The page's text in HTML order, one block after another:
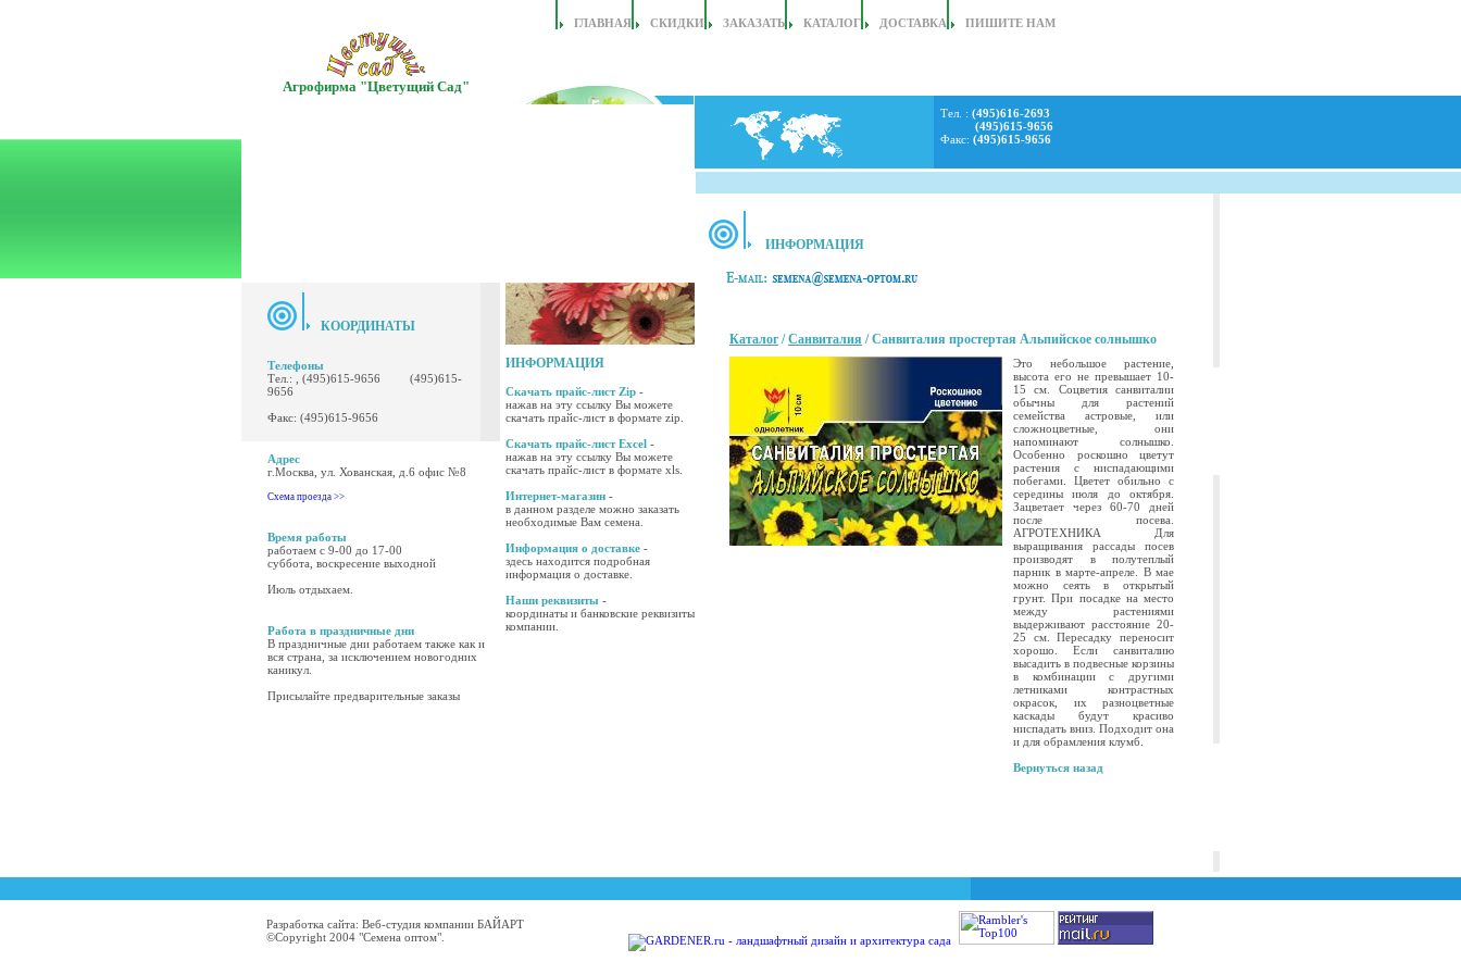
Агрофирма "Цветущий Сад"
ГЛАВНАЯ СКИДКИ ЗАКАЗАТЬ КАТАЛОГ ДОСТАВКА ПИШИТЕ НАМ
КООРДИНАТЫ
Телефоны
Тел.: , (495)615-9656 (495)615-
9656
Факс: (495)615-9656
Адрес
г.Москва, ул. Хованская, д.6 офис №8
Схема проезда >>
Время работы
работаем с 9-00 до 17-00
суббота, воскресение выходной
Июль отдыхаем.
Работа в праздничные дни
В праздничные дни работаем также как и
вся страна, за исключением новогодних
каникул.
Присылайте предварительные заказы
ИНФОРМАЦИЯ
Скачать прайс-лист Zip -
нажав на эту ссылку Вы можете
скачать прайс-лист в формате zip.
Скачать прайс-лист Excel -
нажав на эту ссылку Вы можете
скачать прайс-лист в формате xls.
Интернет-магазин -
в данном разделе можно заказать
необходимые Вам семена.
Информация о доставке -
здесь находится подробная
информация о доставке.
Наши реквизиты -
координаты и банковские реквизиты
компании.
Тел. : (495)616-2693
(495)615-9656
Факс: (495)615-9656
ИНФОРМАЦИЯ
Каталог/Санвиталия / Санвиталия простертая Альпийское солнышко
Это небольшое растение,
высота его не превышает 10-
15 см. Соцветия санвиталии
обычны для растений
семейства астровые, или
сложноцветные, они
напоминают солнышко.
Особенно роскошно цветут
растения с ниспадающими
побегами. Цветет обильно с
середины июля до октября.
Зацветает через 60-70 дней
после посева.
АГРОТЕХНИКА Для
выращивания рассады посев
производят в полутеплый
парник в марте-апреле. В мае
можно сеять в открытый
грунт. При посадке на место
между растениями
выдерживают расстояние 20-
25 см. Пересадку переносит
хорошо. Если санвиталию
высадить в подвесные корзины
в комбинации с другими
летниками контрастных
окрасок, их разноцветные
каскады будут красиво
ниспадать вниз. Подходит она
и для обрамления клумб.
Вернуться назад
Разработка сайта: Веб-студия компании БАЙАРТ
©Copyright 2004 "Семена оптом".